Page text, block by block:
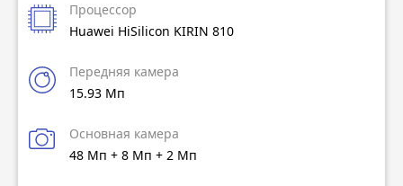
Процессор
Huawei HiSilicon KIRIN 810
Передняя камера
15.93 Мп
Основная камера
48 Мп + 8 Мп + 2 Мп